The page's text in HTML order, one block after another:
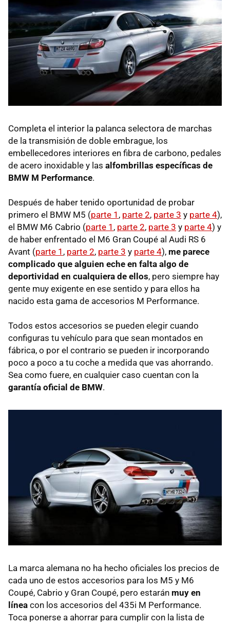
Completa el interior la palanca selectora de marchas
de la transmisión de doble embrague, los
embellecedores interiores en fibra de carbono, pedales
de acero inoxidable y las alfombrillas específicas de
BMW M Performance.
Después de haber tenido oportunidad de probar
primero el BMW M5 (parte 1 , parte 2, parte 3 y parte 4),
el BMW M6 Cabrio (parte 1 , parte 2, parte 3 y parte 4) y
de haber enfrentado el M6 Gran Coupé al Audi RS 6
Avant (parte 1 , parte 2, parte 3 y parte 4), me parece
complicado que alguien eche en falta algo de
deportividad en cualquiera de ellos, pero siempre hay
gente muy exigente en ese sentido y para ellos ha
nacido esta gama de accesorios M Performance.
Todos estos accesorios se pueden elegir cuando
configuras tu vehículo para que sean montados en
fábrica, o por el contrario se pueden ir incorporando
poco a poco a tu coche a medida que vas ahorrando.
Sea como fuere, en cualquier caso cuentan con la
garantía oficial de BMW.
La marca alemana no ha hecho oficiales los precios de
cada uno de estos accesorios para los M5 y M6
Coupé, Cabrio y Gran Coupé, pero estarán muy en
línea con los accesorios del 435i M Performance.
Toca ponerse a ahorrar para cumplir con la lista de